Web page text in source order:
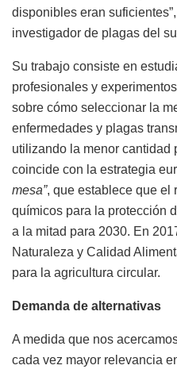
disponibles eran
investigador de plagas del
Su trabajo consiste en
profesionales y
sobre cómo seleccionar la
enfermedades y plagas
utilizando la menor
coincide con la estrategia
mesa”, que establece que el
químicos para la protección
a la mitad para 2030. En
Naturaleza y Calidad
para la agricultura circular.
Demanda de alternativas
A medida que nos
cada vez mayor relevancia